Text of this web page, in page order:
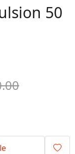
50